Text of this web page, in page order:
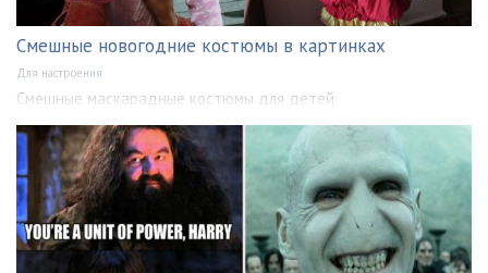
Смешные новогодние костюмы в картинках
Для настроения
Смешные маскарадные костюмы для детей